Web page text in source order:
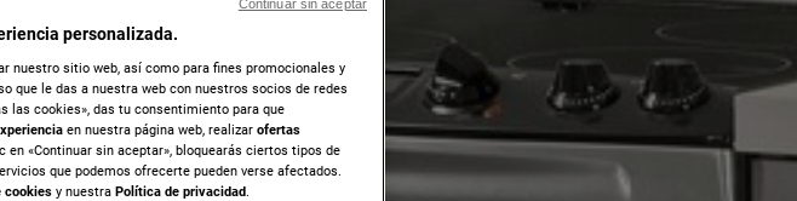
personalizada.
nuestro sitio web, así como para fines promocionales y
que le das a nuestra web con nuestros socios de redes
las cookies», das tu consentimiento para que
en nuestra página web, realizar ofertas
«Continuar sin aceptar», bloquearás ciertos tipos de
que podemos ofrecerte pueden verse afectados.
cookies y nuestra Política de privacidad
Continuar sin aceptar